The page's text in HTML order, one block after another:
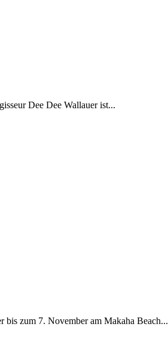
Dee Dee Wallauer ist...
zum 7. November am Makaha Beach...